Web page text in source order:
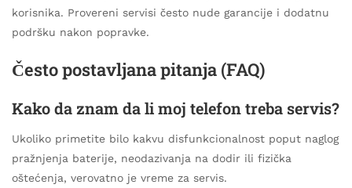
korisnika. Provereni servisi često nude garancije i dodatnu
podršku nakon popravke.
Često postavljana pitanja (FAQ)
Kako da znam da li moj telefon treba servis?
Ukoliko primetite bilo kakvu disfunkcionalnost poput naglog
pražnjenja baterije, neodazivanja na dodir ili fizička
oštećenja, verovatno je vreme za servis.